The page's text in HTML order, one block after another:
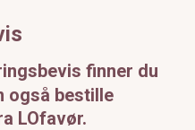
finner du
også bestille
LOfavør.